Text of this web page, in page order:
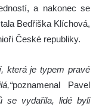
a nakonec se
Bedřiška Klíchová,
České republiky.
která je typem pravé
poznamenal Pavel
se vydařila, lidé byli